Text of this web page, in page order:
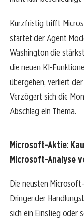
Kurzfristig trifft
startet der Agent
Washington die
die neuen KI-
übergehen, verliert
Verzögert sich die
Abschlag ein Thema.
Microsoft-Aktie:
Microsoft-Analyse
Die neusten
Dringender
sich ein Einstieg oder